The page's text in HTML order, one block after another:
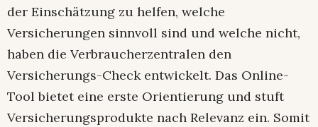
der Einschätzung zu helfen, welche
Versicherungen sinnvoll sind und welche nicht,
haben die Verbraucherzentralen den
Versicherungs-Check entwickelt. Das Online-
Tool bietet eine erste Orientierung und stuft
Versicherungsprodukte nach Relevanz ein. Somit